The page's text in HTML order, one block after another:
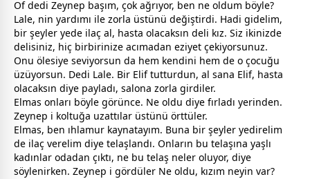
Of dedi Zeynep başım, çok ağrıyor, ben ne oldum böyle?
Lale, nin yardımı ile zorla üstünü değiştirdi. Hadi gidelim,
bir şeyler yede ilaç al, hasta olacaksın deli kız. Siz ikinizde
delisiniz, hiç birbirinize acımadan eziyet çekiyorsunuz.
Onu ölesiye seviyorsun da hem kendini hem de o çocuğu
üzüyorsun. Dedi Lale. Bir Elif tutturdun, al sana Elif, hasta
olacaksın diye payladı, salona zorla girdiler.
Elmas onları böyle görünce. Ne oldu diye fırladı yerinden.
Zeynep i koltuğa uzattılar üstünü örttüler.
Elmas, ben ıhlamur kaynatayım. Buna bir şeyler yedirelim
de ilaç verelim diye telaşlandı. Onların bu telaşına yaşlı
kadınlar odadan çıktı, ne bu telaş neler oluyor, diye
söylenirken. Zeynep i gördüler Ne oldu, kızım neyin var?